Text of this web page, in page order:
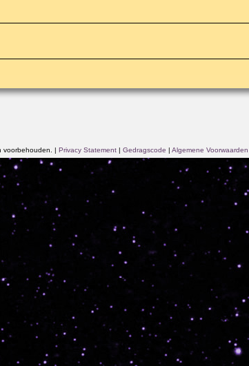
voorbehouden. | Privacy Statement| Gedragscode | Algemene Voorwaarden